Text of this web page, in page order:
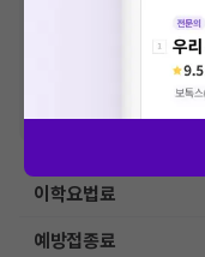
한 가격은 해당 의료기관에
급여 항목의 경우, 건강
격입니다. (진료와 연관된
산정될 수 있는 점 참고 바
※ 이벤트가, 할인가는
이학요법료
예방접종료